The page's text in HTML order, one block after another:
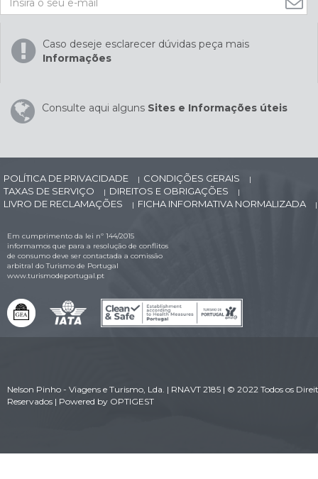
Caso deseje esclarecer dúvidas peça mais
Informações
Consulte aqui alguns Sites e Informações úteis
POLÍTICA DE PRIVACIDADE | CONDIÇÕES GERAIS |
TAXAS DE SERVIÇO | DIREITOS E OBRIGAÇÕES |
LIVRO DE RECLAMAÇÕES | FICHA INFORMATIVA NORMALIZADA |
Em cumprimento da lei nº 144/2015
informamos que para a resolução de conflitos
de consumo deve ser contactada a comissão
arbitral do Turismo de Portugal
www.turismodeportugal.pt
Nelson Pinho - Viagens e Turismo, Lda. | RNAVT 2185 | © 2022 Todos os
Reservados | Powered by OPTIGEST